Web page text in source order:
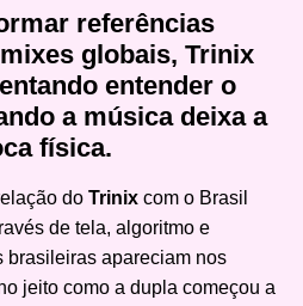
referências
globais, Trinix
entender o
a música deixa a
física.
do Trinix com o Brasil
de tela, algoritmo e
brasileiras apareciam nos
jeito como a dupla começou a